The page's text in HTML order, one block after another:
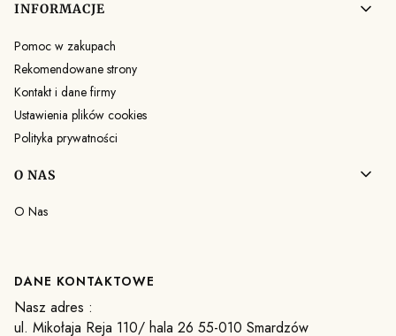
INFORMACJE
Pomoc w zakupach
Rekomendowane strony
Kontakt i dane firmy
Ustawienia plików cookies
Polityka prywatności
O NAS
O Nas
DANE KONTAKTOWE
Nasz adres :
ul. Mikołaja Reja 110/ hala 26 55-010 Smardzów